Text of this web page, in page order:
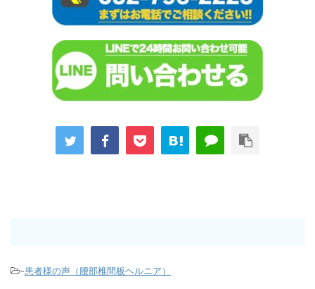
-患者様の声（腰部椎間板ヘルニア）